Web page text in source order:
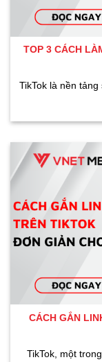
TOP 3 CÁCH
TikTok là nền
CÁCH GẮN
TikTok, một